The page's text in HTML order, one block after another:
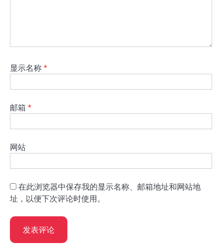
显示名称 *
邮箱 *
网站
在此浏览器中保存我的显示名称、邮箱地址和网站地
址，以便下次评论时使用。